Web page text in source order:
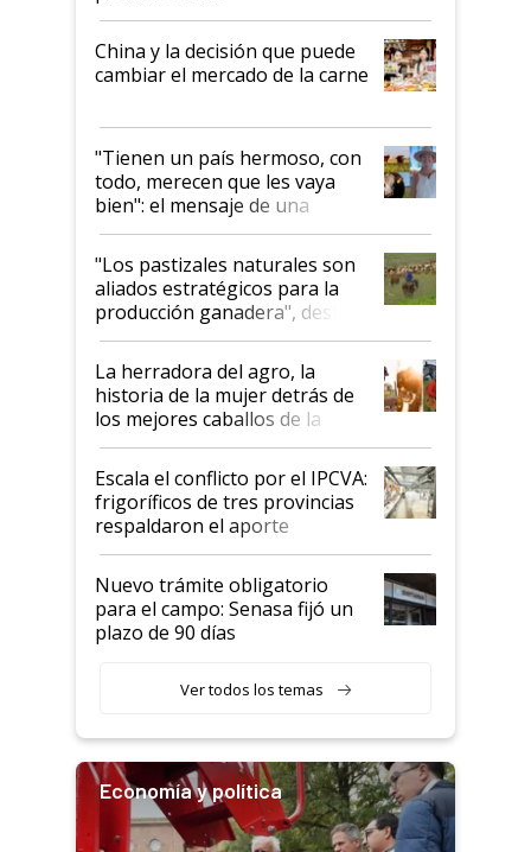
China y la decisión que puede
cambiar el mercado de la carne
"Tienen un país hermoso, con
todo, merecen que les vaya
bien": el mensaje de una
ganadera uruguaya sobre las
oportunidades que se abren
para el agro en Argentina, con
foco en la carne
"Los pastizales naturales son
aliados estratégicos para la
producción ganadera", destaca
la iniciativa que ya reúne a 46
establecimientos en Argentina
La herradora del agro, la
historia de la mujer detrás de
los mejores caballos de la
Argentina y los mitos que
todavía hacen sufrir a estos
animales: "Mientras me
descalificaban, yo seguí
haciendo currículum"
Escala el conflicto por el IPCVA:
frigoríficos de tres provincias
respaldaron el aporte
obligatorio
Nuevo trámite obligatorio
para el campo: Senasa fijó un
plazo de 90 días
Ver todos los temas
Economía y política